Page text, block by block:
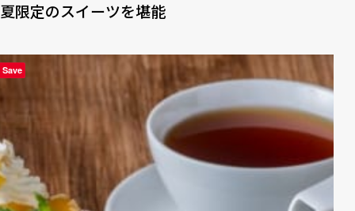
夏限定のスイーツを堪能
Save